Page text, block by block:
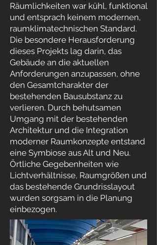
Räumlichkeiten war kühl, funktional
und entsprach keinem modernen,
raumklimatechnischen Standard.
Die besondere Herausforderung
dieses Projekts lag darin, das
Gebäude an die aktuellen
Anforderungen anzupassen, ohne
den Gesamtcharakter der
bestehenden Bausubstanz zu
verlieren. Durch behutsamen
Umgang mit der bestehenden
Architektur und die Integration
moderner Raumkonzepte entstand
eine Symbiose aus Alt und Neu.
Örtliche Gegebenheiten wie
Lichtverhältnisse, Raumgrößen und
das bestehende Grundrisslayout
wurden sorgsam in die Planung
einbezogen.